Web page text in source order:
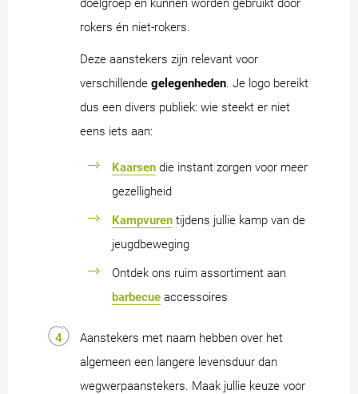
doelgroep en kunnen worden gebruikt door
rokers én niet-rokers.
Deze aanstekers zijn relevant voor
verschillende gelegenheden. Je logo bereikt
dus een divers publiek: wie steekt er niet
eens iets aan:
Kaarsen die instant zorgen voor meer
gezelligheid
Kampvuren tijdens jullie kamp van de
jeugdbeweging
Ontdek ons ruim assortiment aan
barbecue accessoires
Aanstekers met naam hebben over het
algemeen een langere levensduur dan
wegwerpaanstekers. Maak jullie keuze voor